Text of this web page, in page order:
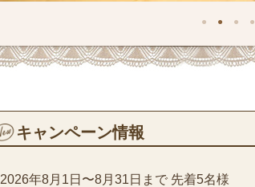
1 2 3 4
キャンペーン情報
2026年8月1日〜8月31日まで 先着5名様